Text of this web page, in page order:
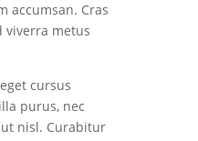
accumsan. Cras
viverra metus
cursus
purus, nec
nisl. Curabitur